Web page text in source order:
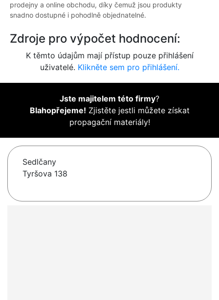
prodejny a online obchodu, díky čemuž jsou produkty
snadno dostupné i pohodlně objednatelné.
Zdroje pro výpočet hodnocení:
K těmto údajům mají přístup pouze přihlášení
uživatelé. Klikněte sem pro přihlášení.
Jste majitelem této firmy?
Blahopřejeme! Zjistěte jestli můžete získat
propagační materiály!
Sedlčany
Tyršova 138